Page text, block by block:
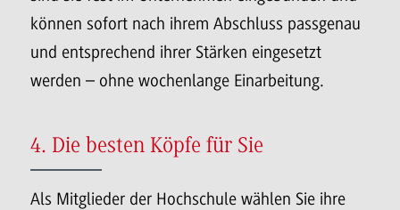
können sofort nach ihrem Abschluss passgenau
und entsprechend ihrer Stärken eingesetzt
werden – ohne wochenlange Einarbeitung.
4. Die besten Köpfe für Sie
Als Mitglieder der Hochschule wählen Sie ihre